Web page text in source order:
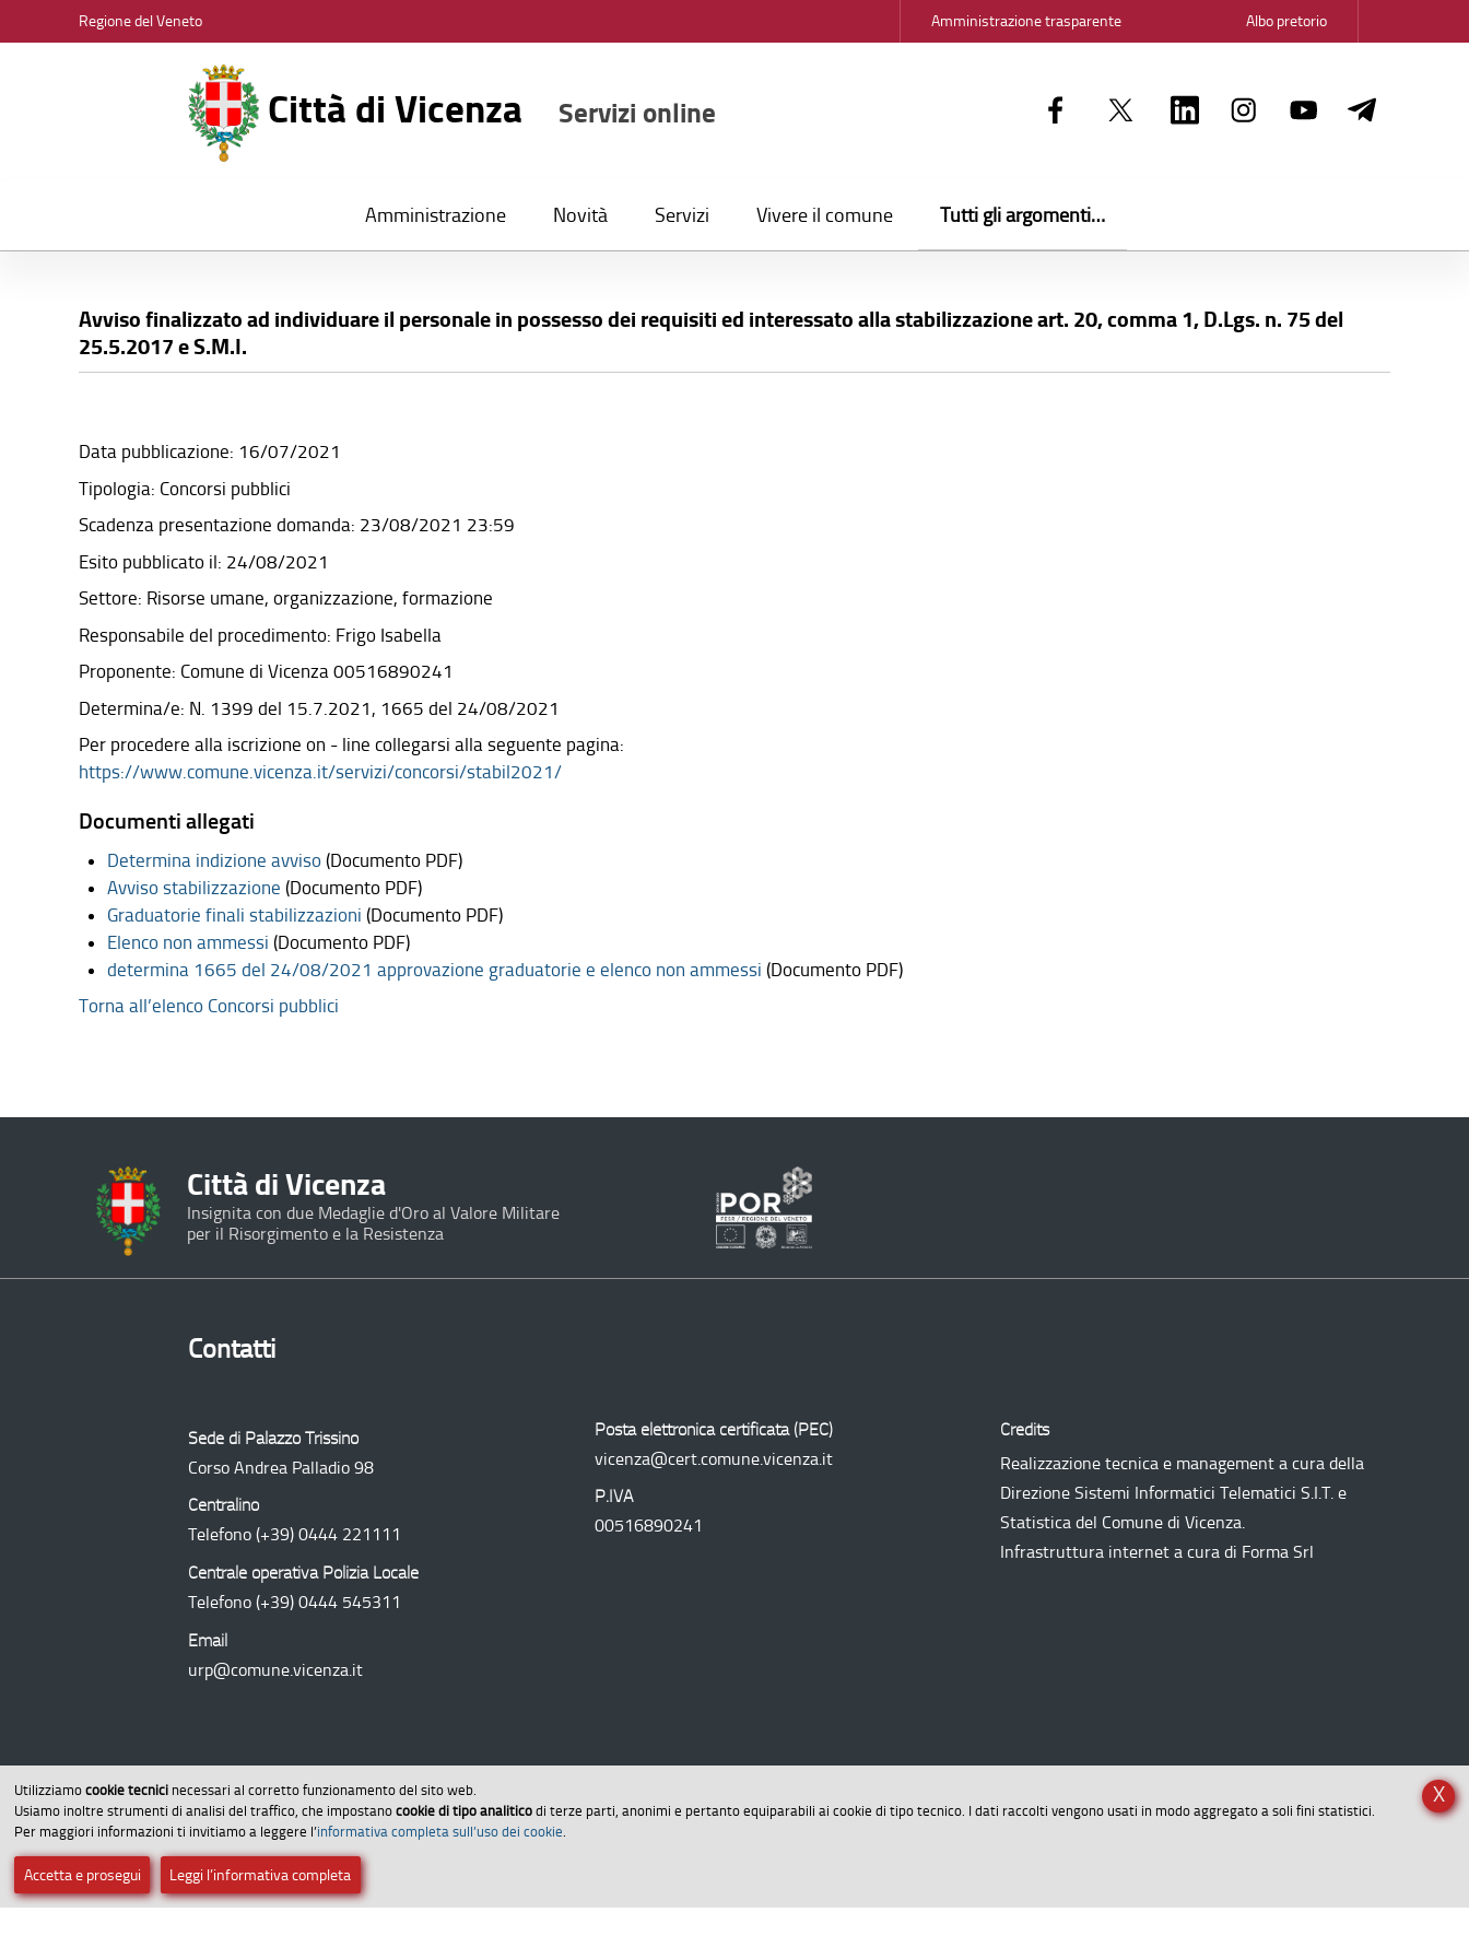
Utilizziamo cookie tecnici necessari al corretto funzionamento del sito web.
Usiamo inoltre strumenti di analisi del traffico, che impostano cookie di tipo analitico di terze parti, anonimi e pertanto equiparabili ai cookie di tipo tecnico. I dati raccolti vengono usati in modo aggregato a soli fini statistici.
Per maggiori informazioni ti invitiamo a leggere l’informativa completa sull’uso dei cookie.
Accetta e prosegui Leggi l’informativa completa
X
DI
Regione del Veneto Amministrazione trasparente Albo pretorio
Città di Vicenza Servizi online
Amministrazione Novità Servizi Vivere il comune Tutti gli argomenti…
Avviso finalizzato ad individuare il personale in possesso dei requisiti ed interessato alla stabilizzazione art. 20, comma 1, D.Lgs. n. 75 del
25.5.2017 e S.M.I.
Data pubblicazione: 16/07/2021
Tipologia: Concorsi pubblici
Scadenza presentazione domanda: 23/08/2021 23:59
Esito pubblicato il: 24/08/2021
Settore: Risorse umane, organizzazione, formazione
Responsabile del procedimento: Frigo Isabella
Proponente: Comune di Vicenza 00516890241
Determina/e: N. 1399 del 15.7.2021, 1665 del 24/08/2021
Per procedere alla iscrizione on - line collegarsi alla seguente pagina:
https://www.comune.vicenza.it/servizi/concorsi/stabil2021/
Documenti allegati
Determina indizione avviso(Documento PDF)
Avviso stabilizzazione (Documento PDF)
Graduatorie finali stabilizzazioni (Documento PDF)
Elenco non ammessi (Documento PDF)
determina 1665 del 24/08/2021 approvazione graduatorie e elenco non ammessi (Documento PDF)
Torna all’elenco Concorsi pubblici
Città di Vicenza
Insignita con due Medaglie d'Oro al Valore Militare
per il Risorgimento e la Resistenza
Operativo
Contatti
Sede di Palazzo Trissino
Corso Andrea Palladio 98
Centralino
Telefono (+39) 0444 221111
Centrale operativa Polizia Locale
Telefono (+39) 0444 545311
Email
urp@comune.vicenza.it
Posta elettronica certificata (PEC)
vicenza@cert.comune.vicenza.it
P.IVA
00516890241
Credits
Realizzazione tecnica e management a cura della
Direzione Sistemi Informatici TelematiciS.I.T. e
Statistica del Comune di Vicenza.
Infrastruttura internet a cura di Forma Srl
Amministrazione trasparente Dichiarazione di accessibilità